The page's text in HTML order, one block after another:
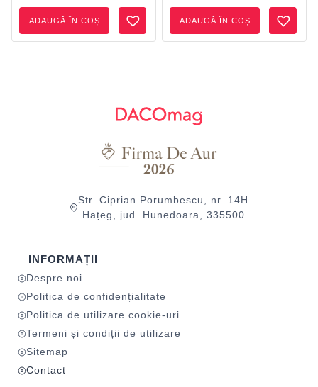
ADAUGĂ ÎN COȘ ADAUGĂ ÎN COȘ
Str. Ciprian Porumbescu, nr. 14H
Hațeg, jud. Hunedoara, 335500
INFORMAȚII
Despre noi
Politica de confidențialitate
Politica de utilizare cookie-uri
Termeni și condiții de utilizare
Sitemap
Contact